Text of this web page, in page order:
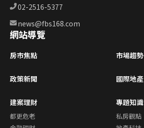
02-2516-5377
news@fbs168.com
網站導覽
房市焦點 市場趨勢
政策新聞 國際地產
建案理財
都更危老
專題知識
私房觀點